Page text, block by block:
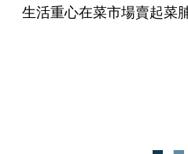
生活重心在菜市場賣起菜脯